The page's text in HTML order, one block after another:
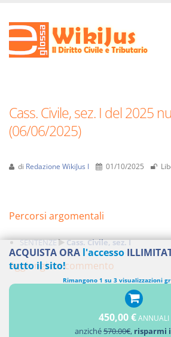
Cass. Civile, sez. I del 2025
(06/06/2025)
di Redazione WikiJus I 01/10/2025
Percorsi argomentali
SENTENZE Cass. Civile, sez. I
Aggiungi un commento
ACQUISTA ORA l'accesso
tutto il sito!
Rimangono 1 su 3 visualizzazioni
450,00 €ANNUALI
anziché570.00€, risparmi